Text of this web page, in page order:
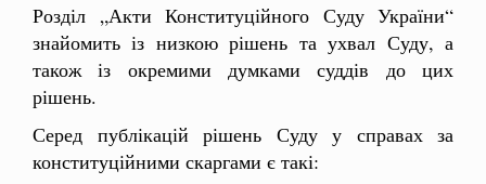
Розділ „Акти Конституційного Суду України“
знайомить із низкою рішень та ухвал Суду, а
також із окремими думками суддів до цих
рішень.
Серед публікацій рішень Суду у справах за
конституційними скаргами є такі: